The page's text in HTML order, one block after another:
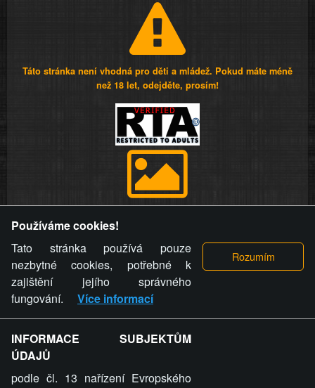
Táto stránka není vhodná pro děti a mládež. Pokud máte méně
než 18 let, odejděte, prosím!
videa a komentáře. Osoba, které se toto opatření provozovatele
stránky týče, ani osoba, která umístila fotografii nebo video na
stránku, nemůže z důvodu odstranění fotografie, videa nebo
komentáře pro výše uvedenou okolnost uplatnit vůči
provozovateli stránky žádný nárok na náhradu škody nebo
nemajetkové újmy.
ZVRÁCENÝ.CZ - Svět není zvrácenej. To jen
ty lidi...
Používáme cookies!
Tato stránka používá pouze
nezbytné cookies, potřebné k
zajištění jejího správného
fungování.
Více informací
INFORMACE SUBJEKTŮM
ÚDAJŮ
podle čl. 13 nařízení Evropského